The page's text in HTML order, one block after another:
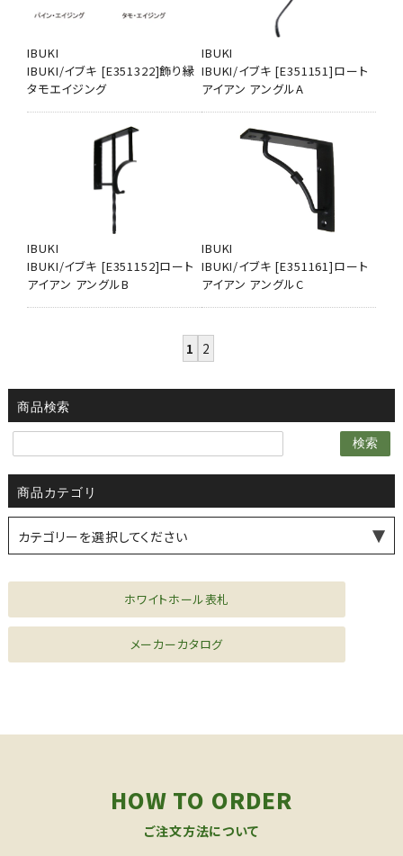
IBUKI
IBUKI/イブキ [E351322]飾り縁
タモエイジング
IBUKI
IBUKI/イブキ [E351151]ロート
アイアン アングルA
IBUKI
IBUKI/イブキ [E351152]ロート
アイアン アングルB
IBUKI
IBUKI/イブキ [E351161]ロート
アイアン アングルC
1 2
商品検索
検索
商品カテゴリ
カテゴリーを選択してください
ホワイトホール表札
メーカーカタログ
HOW TO ORDER
ご注文方法について